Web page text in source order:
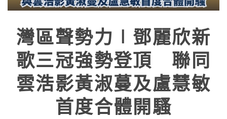
灣區聲勢力∣鄧麗欣新
歌三冠強勢登頂 聯同
雲浩影黃淑蔓及盧慧敏
首度合體開騷